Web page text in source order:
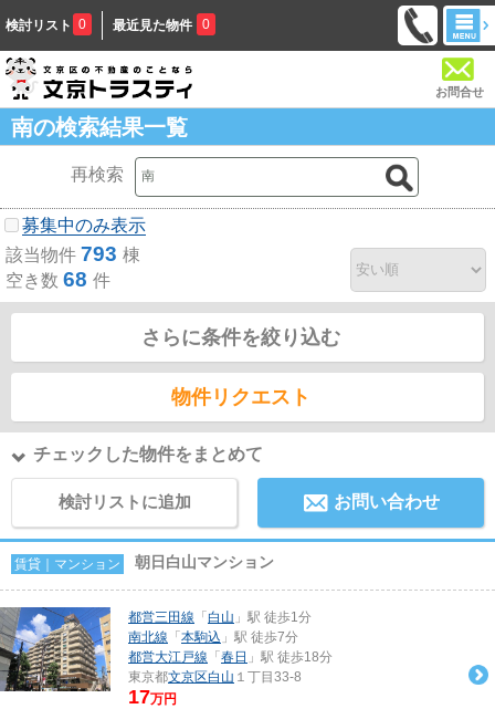
検討リスト 0 最近見た物件 0
お問合せ
南の検索結果一覧
再検索
募集中のみ表示
該当物件 793 棟
空き数 68 件
さらに条件を絞り込む
物件リクエスト
チェックした物件をまとめて
検討リストに追加 お問い合わせ
賃貸｜マンション 朝日白山マンション
都営三田線 「 白山 」駅 徒歩1分
南北線 「 本駒込 」駅 徒歩7分
都営大江戸線 「 春日 」駅 徒歩18分
東京都文京区白山 １丁目33-8
17万円